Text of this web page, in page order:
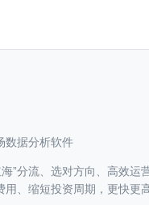
数据分析软件
”分流、选对方向、高效运
、缩短投资周期，更快更